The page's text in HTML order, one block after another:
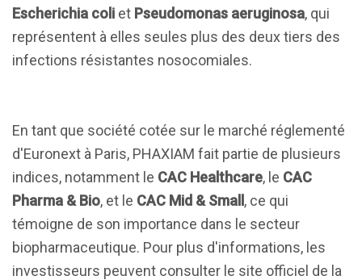
Escherichia coli et Pseudomonas aeruginosa, qui
représentent à elles seules plus des deux tiers des
infections résistantes nosocomiales.
En tant que société cotée sur le marché réglementé
d'Euronext à Paris, PHAXIAM fait partie de plusieurs
indices, notamment le CAC Healthcare, le CAC
Pharma & Bio, et le CAC Mid & Small , ce qui
témoigne de son importance dans le secteur
biopharmaceutique. Pour plus d'informations, les
investisseurs peuvent consulter le site officiel de la